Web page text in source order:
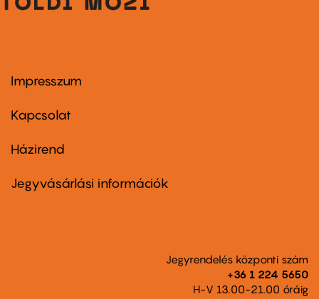
Footer
first
Impresszum
Kapcsolat
Footer
second
Házirend
Jegyvásárlási információk
Jegyrendelés központi szám
+36 1 224 5650
H-V 13.00-21.00 óráig